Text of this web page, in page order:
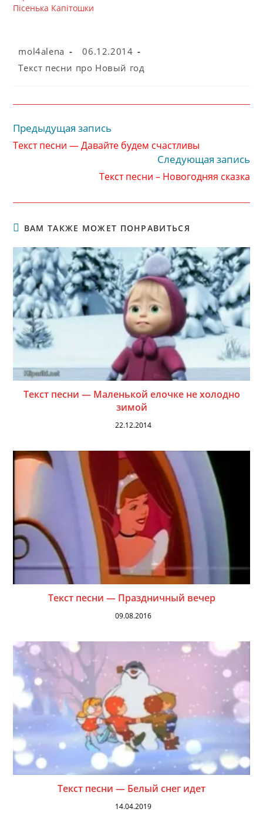
Пісенька Капітошки
Автор
mol4alena
Запись
06.12.2014
Рубрика
Текст песни про Новый год
Читать
статьи
Предыдущая запись
Текст песни — Давайте будем счастливы
Следующая запись
Текст песни – Новогодняя сказка
ВАМ ТАКЖЕ МОЖЕТ ПОНРАВИТЬСЯ
Текст песни — Маленькой елочке не холодно
зимой
22.12.2014
Текст песни — Праздничный вечер
09.08.2016
Текст песни — Белый снег идет
14.04.2019